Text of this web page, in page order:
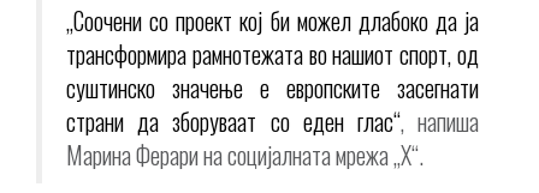
„Соочени со проект кој би можел длабоко да ја
трансформира рамнотежата во нашиот спорт, од
суштинско значење е европските засегнати
страни да зборуваат со еден глас“, напиша
Марина Ферари на социјалната мрежа „X“.